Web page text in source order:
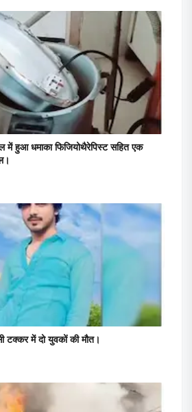
में हुआ धमाका फिजियोथैरेपिस्ट सहित एक
टक्कर में दो युवकों की मौत।